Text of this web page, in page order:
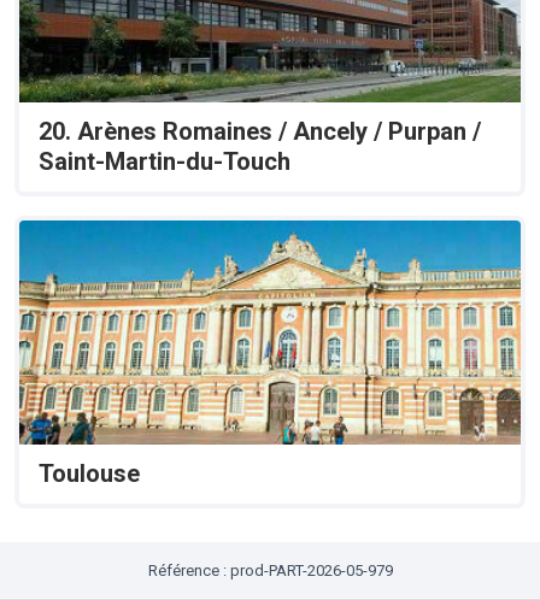
20. Arènes Romaines / Ancely / Purpan /
Saint-Martin-du-Touch
Toulouse
Référence : prod-PART-2026-05-979